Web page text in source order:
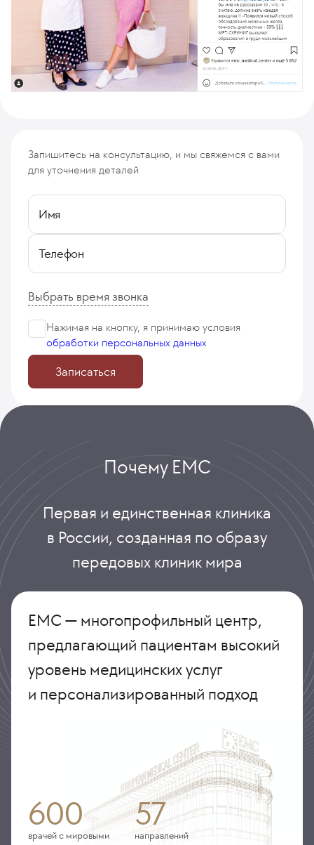
Запишитесь на консультацию, и мы свяжемся с вами
для уточнения деталей
Имя
Телефон
Выбрать время звонка
Нажимая на кнопку, я принимаю условия
обработки персональных данных
Записаться
Почему ЕМС
Первая и единственная клиника
в России, созданная по образу
передовых клиник мира
ЕМС — многопрофильный центр,
предлагающий пациентам высокий
уровень медицинских услуг
и персонализированный подход
600
врачей с мировыми
57
направлений